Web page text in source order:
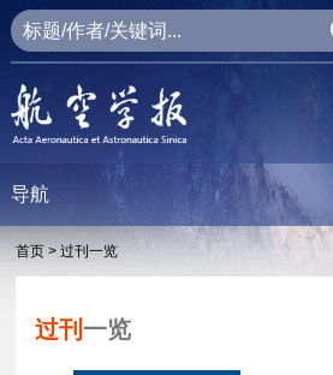
导航
首页 > 过刊一览
过刊 一览